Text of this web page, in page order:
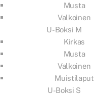
Musta
Valkoinen
U-Boksi M
Kirkas
Musta
Valkoinen
Muistilaput
U-Boksi S